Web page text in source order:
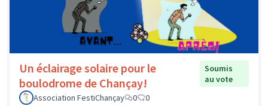
Un éclairage solaire pour le
boulodrome de Chançay!
Soumis
au vote
Association FestiChançay
0 0